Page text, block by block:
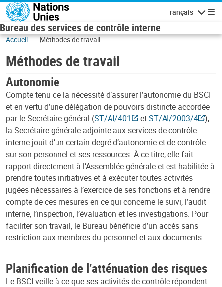
Skip to main content
Français
Bureau des services de contrôle interne
Accueil Méthodes de travail
Méthodes de travail
Autonomie
Compte tenu de la nécessité d’assurer l’autonomie du BSCI
et en vertu d’une délégation de pouvoirs distincte accordée
par le Secrétaire général (ST/AI/401 etST/AI/2003/4
),
la Secrétaire générale adjointe aux services de contrôle
interne jouit d’un certain degré d’autonomie et de contrôle
sur son personnel et ses ressources. À ce titre, elle fait
rapport directement à l’Assemblée générale et est habilitée à
prendre toutes initiatives et à exécuter toutes activités
jugées nécessaires à l’exercice de ses fonctions et à rendre
compte de ces mesures en ce qui concerne le suivi, l’audit
interne, l’inspection, l’évaluation et les investigations. Pour
faciliter son travail, le Bureau bénéficie d’un accès sans
restriction aux membres du personnel et aux documents.
Planification de l’atténuation des risques
Le BSCI veille à ce que ses activités de contrôle répondent